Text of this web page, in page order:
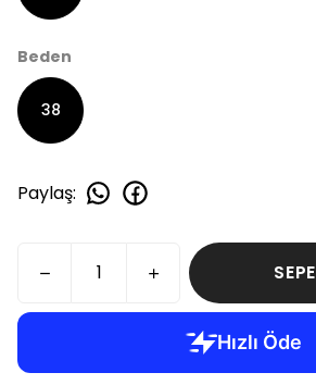
Beden
38
Paylaş: